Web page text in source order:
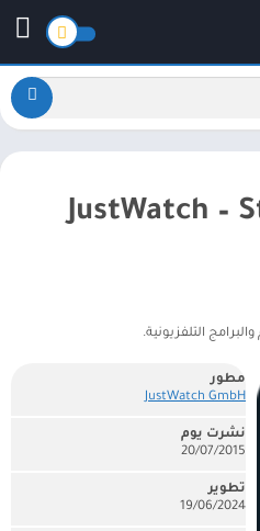
JustWatch –
مطور
JustWatch GmbH
نشرت يوم
20/07/2015
تطوير
19/06/2024